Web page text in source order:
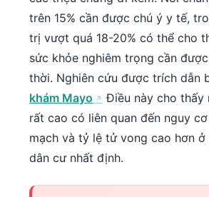
trên 15% cần được chú ý y tế,
trị vượt quá 18-20% có thể cho
sức khỏe nghiêm trọng cần
thời. Nghiên cứu được trích dẫn
khám Mayo
Điều này cho thấy
rất cao có liên quan đến nguy
mạch và tỷ lệ tử vong cao hơn ở
dân cư nhất định.